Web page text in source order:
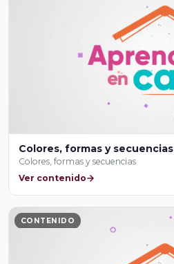
Colores, formas y secuencias
Colores, formas y secuencias
Ver contenido
CONTENIDO